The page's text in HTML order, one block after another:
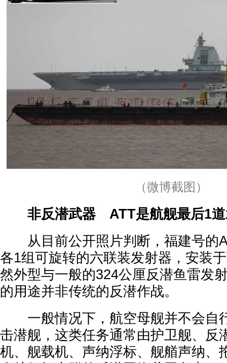
（微博截图）
非反潜武器 ATT是航舰最后1
从目前公开照片判断，福建号的
各1组可旋转的六联装发射器，安装
然外型与一般的324公厘反潜鱼雷发
的用途并非传统的反潜作战。
一般情况下，航空母舰并不会自
击潜舰，这类任务通常由护卫舰、反
机、舰载机、声纳浮标、舰艏声纳、